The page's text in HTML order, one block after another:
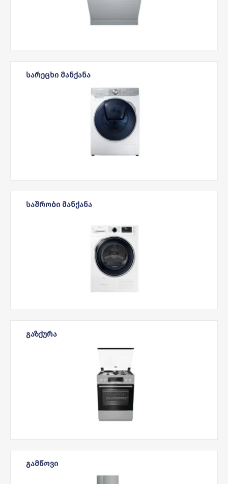
ᲡᲐᲠᲔᲪᲮᲘ ᲛᲐᲜᲥᲐᲜᲐ
ᲡᲐᲨᲠᲝᲑᲘ ᲛᲐᲜᲥᲐᲜᲐ
ᲒᲐᲖᲥᲣᲠᲐ
ᲒᲐᲛᲬᲝᲕᲘ